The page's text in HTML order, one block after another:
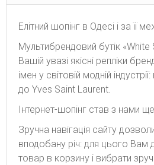
Елітний шопінг в Одесі і за її
Мультибрендовий бутік
Вашій увазі якісні репліки
імен у світовій модній
до Yves Saint Laurent.
Інтернет-шопінг став з нами
Зручна навігація сайту
вподобану річ: для цього Вам
товар в корзину і вибрати